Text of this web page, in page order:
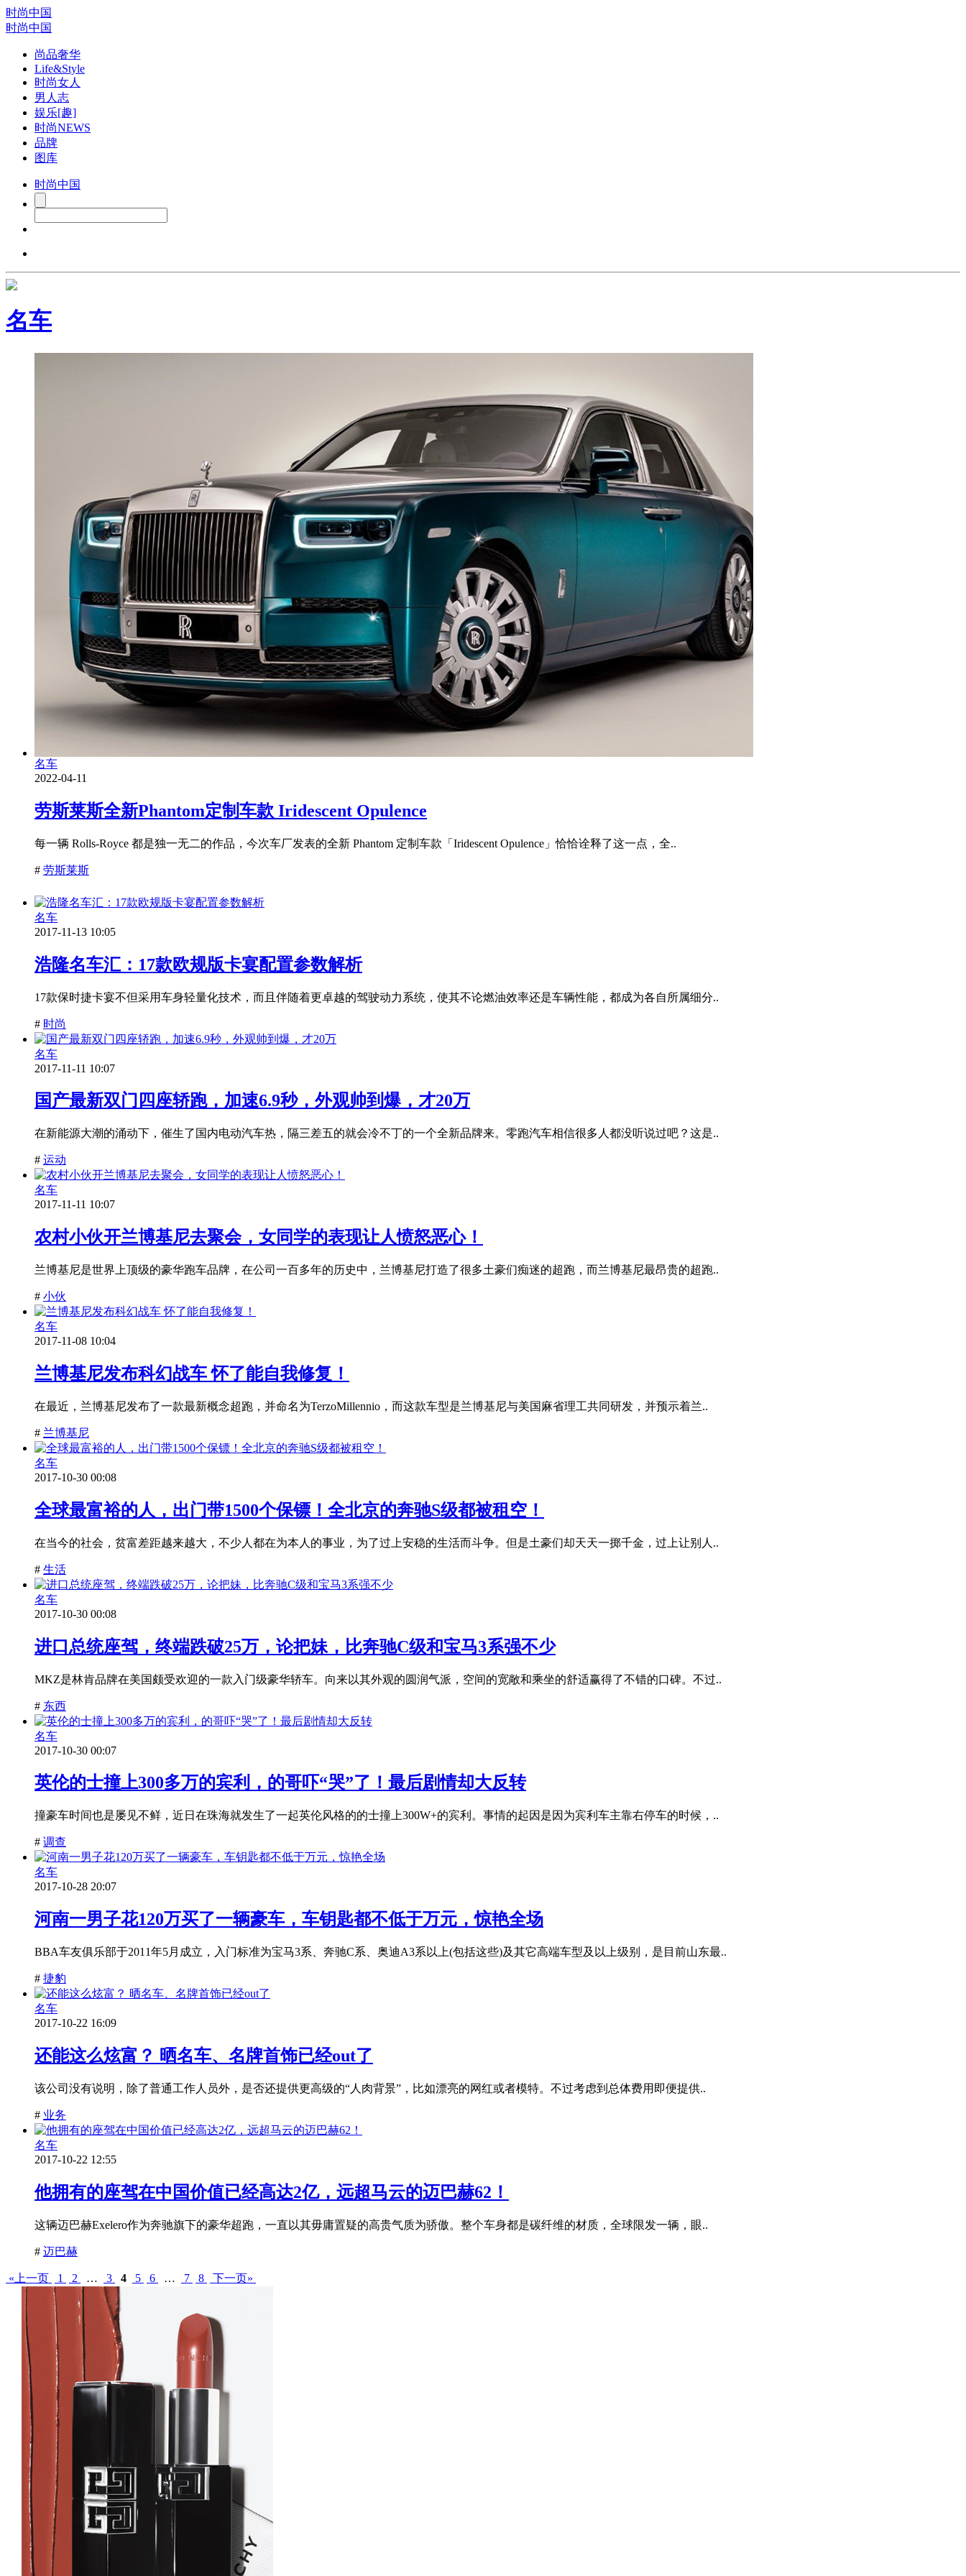
时尚中国
时尚中国
尚品奢华
Life&Style
时尚女人
男人志
娱乐[趣]
时尚NEWS
品牌
图库
时尚中国
名车
名车
2022-04-11
劳斯莱斯全新Phantom定制车款 Iridescent Opulence
每一辆 Rolls-Royce 都是独一无二的作品，今次车厂发表的全新 Phantom 定制车款「Iridescent Opulence」恰恰诠释了这一点，全..
# 劳斯莱斯
名车
2017-11-13 10:05
浩隆名车汇：17款欧规版卡宴配置参数解析
17款保时捷卡宴不但采用车身轻量化技术，而且伴随着更卓越的驾驶动力系统，使其不论燃油效率还是车辆性能，都成为各自所属细分..
# 时尚
名车
2017-11-11 10:07
国产最新双门四座轿跑，加速6.9秒，外观帅到爆，才20万
在新能源大潮的涌动下，催生了国内电动汽车热，隔三差五的就会冷不丁的一个全新品牌来。零跑汽车相信很多人都没听说过吧？这是..
# 运动
名车
2017-11-11 10:07
农村小伙开兰博基尼去聚会，女同学的表现让人愤怒恶心！
兰博基尼是世界上顶级的豪华跑车品牌，在公司一百多年的历史中，兰博基尼打造了很多土豪们痴迷的超跑，而兰博基尼最昂贵的超跑..
# 小伙
名车
2017-11-08 10:04
兰博基尼发布科幻战车 怀了能自我修复！
在最近，兰博基尼发布了一款最新概念超跑，并命名为TerzoMillennio，而这款车型是兰博基尼与美国麻省理工共同研发，并预示着兰..
# 兰博基尼
名车
2017-10-30 00:08
全球最富裕的人，出门带1500个保镖！全北京的奔驰S级都被租空！
在当今的社会，贫富差距越来越大，不少人都在为本人的事业，为了过上安稳的生活而斗争。但是土豪们却天天一掷千金，过上让别人..
# 生活
名车
2017-10-30 00:08
进口总统座驾，终端跌破25万，论把妹，比奔驰C级和宝马3系强不少
MKZ是林肯品牌在美国颇受欢迎的一款入门级豪华轿车。向来以其外观的圆润气派，空间的宽敞和乘坐的舒适赢得了不错的口碑。不过..
# 东西
名车
2017-10-30 00:07
英伦的士撞上300多万的宾利，的哥吓“哭”了！最后剧情却大反转
撞豪车时间也是屡见不鲜，近日在珠海就发生了一起英伦风格的的士撞上300W+的宾利。事情的起因是因为宾利车主靠右停车的时候，..
# 调查
名车
2017-10-28 20:07
河南一男子花120万买了一辆豪车，车钥匙都不低于万元，惊艳全场
BBA车友俱乐部于2011年5月成立，入门标准为宝马3系、奔驰C系、奥迪A3系以上(包括这些)及其它高端车型及以上级别，是目前山东最..
# 捷豹
名车
2017-10-22 16:09
还能这么炫富？ 晒名车、名牌首饰已经out了
该公司没有说明，除了普通工作人员外，是否还提供更高级的“人肉背景”，比如漂亮的网红或者模特。不过考虑到总体费用即便提供..
# 业务
名车
2017-10-22 12:55
他拥有的座驾在中国价值已经高达2亿，远超马云的迈巴赫62！
这辆迈巴赫Exelero作为奔驰旗下的豪华超跑，一直以其毋庸置疑的高贵气质为骄傲。整个车身都是碳纤维的材质，全球限发一辆，眼..
# 迈巴赫
«上一页 1 2 … 3 4 5 6 … 7 8 下一页»